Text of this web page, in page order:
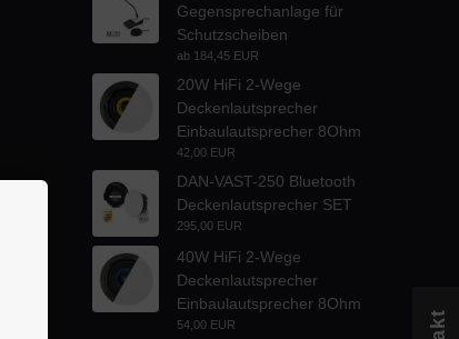
Gegensprechanlage für
Schutzscheiben
ab 184,45 EUR
20W HiFi 2-Wege
Deckenlautsprecher
Einbaulautsprecher 8Ohm
42,00 EUR
DAN-VAST-250 Bluetooth
Deckenlautsprecher SET
295,00 EUR
40W HiFi 2-Wege
Deckenlautsprecher
Einbaulautsprecher 8Ohm
54,00 EUR